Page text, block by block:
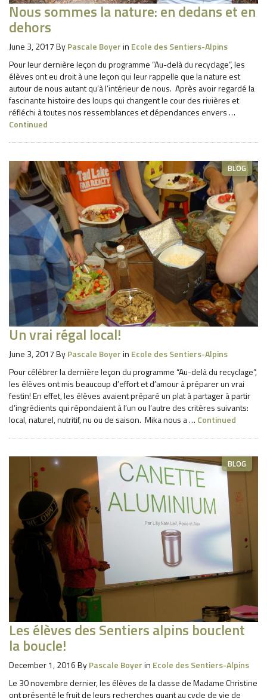
Nous sommes la nature: en dedans et en
dehors
June 3, 2017ByPascale Boyerin Ecole des Sentiers-Alpins
Pour leur dernière leçon du programme “Au-delà du recyclage”, les
élèves ont eu droit à une leçon qui leur rappelle que la nature est
autour de nous autant qu’à l’intérieur de nous. Après avoir regardé la
fascinante histoire des loups qui changent le cour des rivières et
réfléchi à toutes nos ressemblances et dépendances envers …
Continued
BLOG
Un vrai régal local!
June 3, 2017ByPascale Boyerin Ecole des Sentiers-Alpins
Pour célébrer la dernière leçon du programme “Au-delà du recyclage”,
les élèves ont mis beaucoup d’effort et d’amour à préparer un vrai
festin! En effet, les élèves avaient préparé un plat à partager à partir
d’ingrédients qui répondaient à l’un ou l’autre des critères suivants:
local, naturel, nutritif, nu ou de saison. Mika nous a … Continued
BLOG
Les élèves des Sentiers alpins bouclent
la boucle!
December 1, 2016ByPascale Boyerin Ecole des Sentiers-Alpins
Le 30 novembre dernier, les élèves de la classe de Madame Christine
ont présenté le fruit de leurs recherches quant au cycle de vie de